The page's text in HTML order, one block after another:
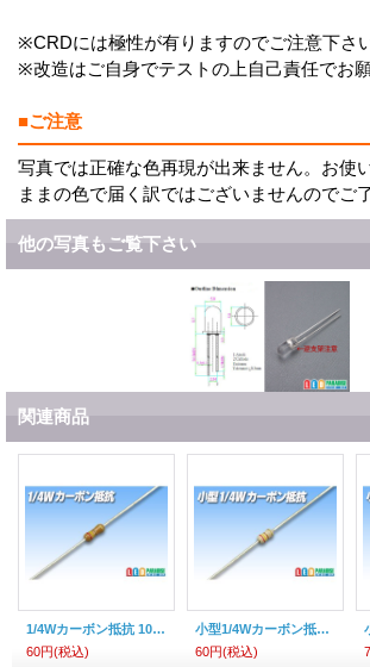
※CRDには極性が有りますのでご注意下さい
※改造はご自身でテストの上自己責任でお願
■ご注意
写真では正確な色再現が出来ません。お使
ままの色で届く訳ではございませんのでご
他の写真もご覧下さい
関連商品
1/4Wカーボン抵抗 10本セット
60円(税込)
小型1/4Wカーボン抵抗 10本セット
60円(税込)